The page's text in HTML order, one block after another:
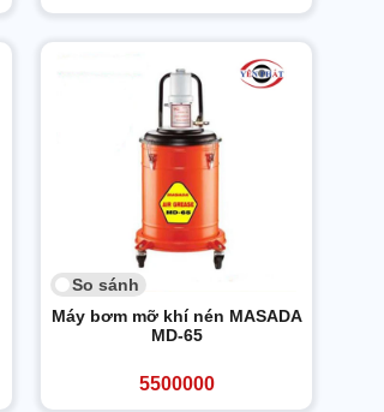
So sánh
Máy bơm mỡ khí nén MASADA
MD-65
5500000